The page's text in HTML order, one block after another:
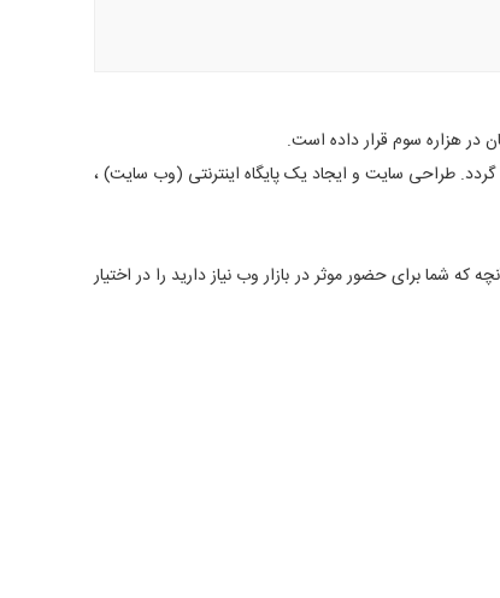
در هزاره سوم قرار داده است.
طراحی سایت و ایجاد یک پایگاه اینترنتی (وب سایت) ،
که شما برای حضور موثر در بازار وب نیاز دارید را در اختیار